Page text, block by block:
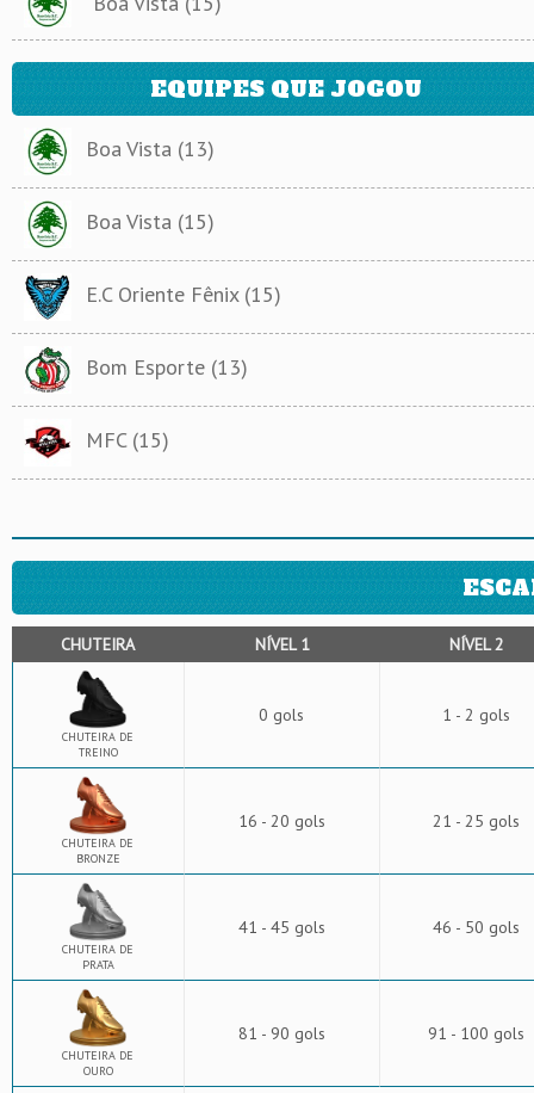
EQUIPES QUE JOGOU
Boa Vista (13)
Boa Vista (15)
E.C Oriente Fênix (15)
Bom Esporte (13)
MFC (15)
CHUTEIRA NÍVEL 1 NÍVEL 2
CHUTEIRA DE
TREINO
0 gols 1 - 2 gols
CHUTEIRA DE
BRONZE
16 - 20 gols 21 - 25 gols
CHUTEIRA DE
PRATA
41 - 45 gols 46 - 50 gols
CHUTEIRA DE
OURO
81 - 90 gols 91 - 100 gols